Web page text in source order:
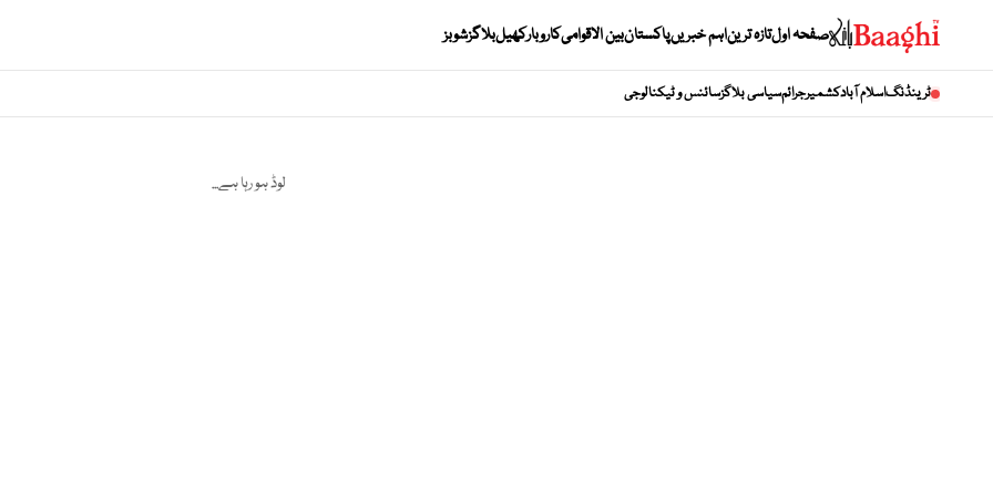
صفحہ اولتازہ تریناہم خبریںپاکستانبین الاقوامیکاروبارکھیلبلاگزشوبز
ٹرینڈنگاسلام آبادکشمیرجرائمسیاسی بلاگزسائنس و ٹیکنالوجی
لوڈ ہو رہا ہے...